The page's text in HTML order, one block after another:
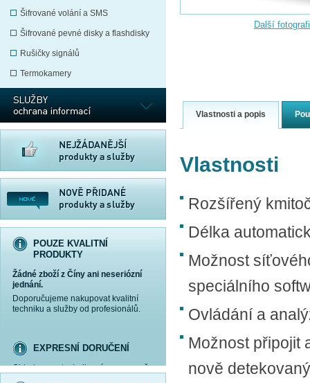
Šifrované volání a SMS
Šifrované pevné disky a flashdisky
Rušičky signálů
Termokamery
POUZE KVALITNÍ
PRODUKTY
Žádné zboží z Číny ani neseriózní
jednání.
Doporučujeme nakupovat kvalitní
techniku a služby od profesionálů.
více informací »
EXPRESNÍ DORUČENÍ
Objednanou techniku vám expresně
více informací »
více informací »
více informací »
Další
Vlastnosti a popis
Vlastnosti
Rozšířený
Délka
Možnost
speciálního
Ovládání a
Možnost připojit
nově